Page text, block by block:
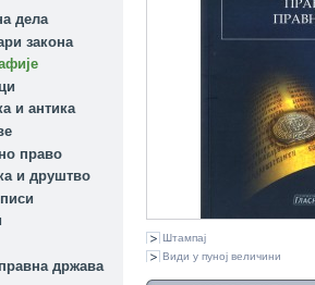
дела
закона
и антика
право
и друштво
држава
Штампај
Види у пуној величини